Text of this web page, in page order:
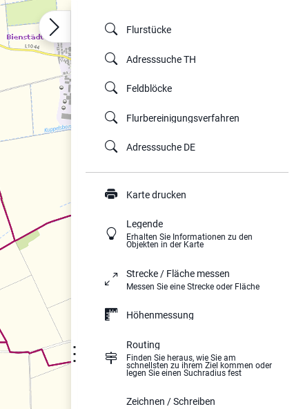
Flurstücke
Adresssuche TH
Feldblöcke
Flurbereinigungsverfahren
Adresssuche DE
Karte drucken
Legende
Erhalten Sie Informationen zu den
Objekten in der Karte
Strecke / Fläche messen
Messen Sie eine Strecke oder Fläche
Höhenmessung
Routing
Finden Sie heraus, wie Sie am
schnellsten zu ihrem Ziel kommen oder
legen Sie einen Suchradius fest
Zeichnen / Schreiben
⋮